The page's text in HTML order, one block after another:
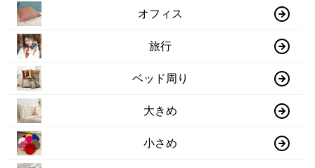
オフィス
旅行
ベッド周り
大きめ
小さめ